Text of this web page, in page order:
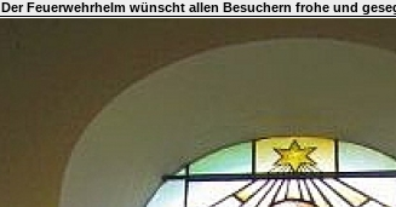
Der Feuerwehrhelm wünscht allen Besuchern frohe und